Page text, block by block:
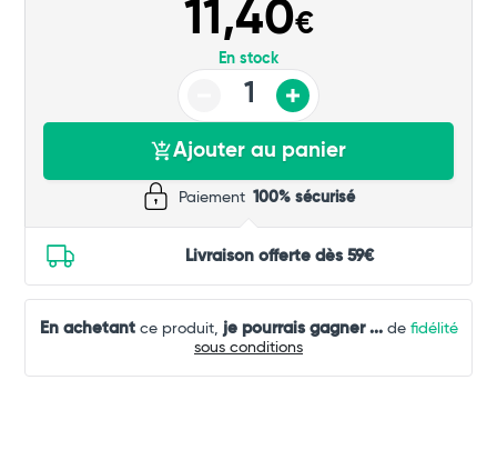
11,40€
En stock
Ajouter au panier
Paiement 100% sécurisé
Livraison offerte dès 59€
En achetantce produit, je pourrais gagner ...de fidélité
sous conditions